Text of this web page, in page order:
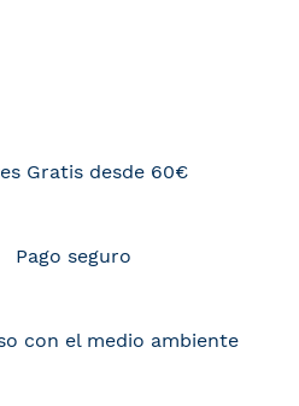
Gratis desde 60€
Pago seguro
con el medio ambiente